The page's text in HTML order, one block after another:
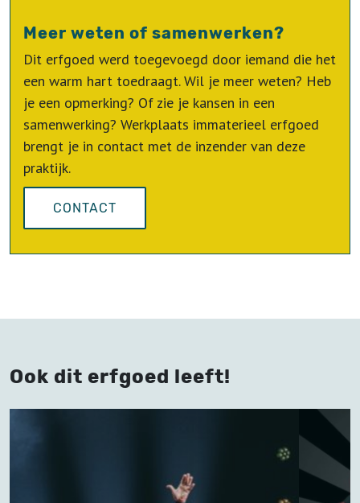
Meer weten of samenwerken?
Dit erfgoed werd toegevoegd door iemand die het
een warm hart toedraagt. Wil je meer weten? Heb
je een opmerking? Of zie je kansen in een
samenwerking? Werkplaats immaterieel erfgoed
brengt je in contact met de inzender van deze
praktijk.
CONTACT
Ook dit erfgoed leeft!